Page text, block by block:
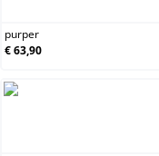
purper
€ 63,90